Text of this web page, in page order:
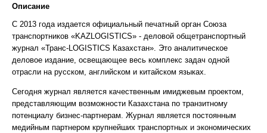
Описание
С 2013 года издается официальный печатный орган Союза
транспортников «KAZLOGISTICS» - деловой общетранспортный
журнал «Транс-LOGISTICS Казахстан». Это аналитическое
деловое издание, освещающее весь комплекс задач одной
отрасли на русском, английском и китайском языках.
Сегодня журнал является качественным имиджевым проектом,
представляющим возможности Казахстана по транзитному
потенциалу бизнес-партнерам. Журнал является постоянным
медийным партнером крупнейших транспортных и экономических